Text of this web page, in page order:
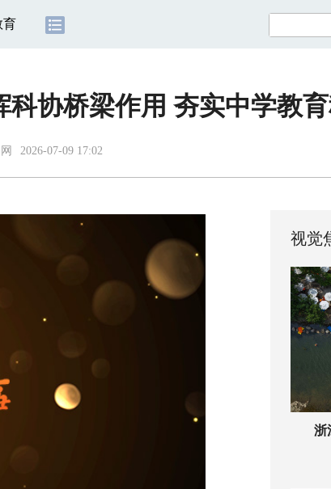
育
协桥梁作用 夯实中学教
2026-07-09 17:02
视觉
浙